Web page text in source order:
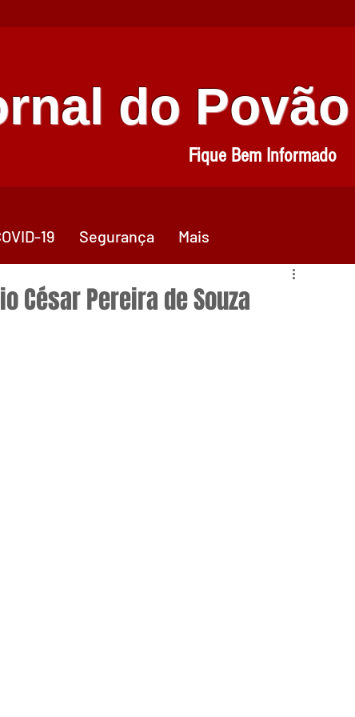
do Povão
Fique Bem Informado
César Pereira de Souza
19 Segurança Mais